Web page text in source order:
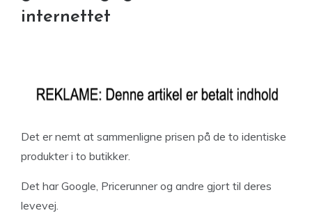
internettet
Det er nemt at sammenligne prisen på de to identiske
produkter i to butikker.
Det har Google, Pricerunner og andre gjort til deres
levevej.